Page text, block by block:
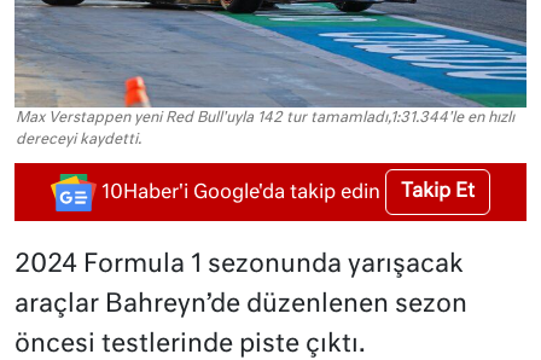
Max Verstappen yeni Red Bull'uyla 142 tur tamamladı,1:31.344'le en hızlı
dereceyi kaydetti.
10Haber'i Google'da takip edin Takip Et
2024 Formula 1 sezonunda yarışacak
araçlar Bahreyn’de düzenlenen sezon
öncesi testlerinde piste çıktı.